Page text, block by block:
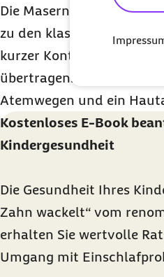
Die Masernerkrankung
zu den klassischen
kurzer Kontakt mit einem
übertragen.
Atemwegen und ein
Kostenloses E-Book
Kindergesundheit
Die Gesundheit Ihres
Zahn wackelt“ vom
erhalten Sie wertvolle
Umgang mit